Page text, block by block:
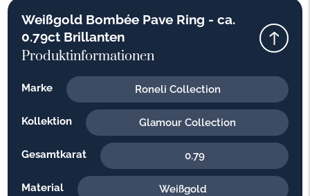
Weißgold Bombée Pave Ring - ca.
0.79ct Brillanten
Produktinformationen
Marke Roneli Collection
Kollektion Glamour Collection
Gesamtkarat 0.79
Material Weißgold